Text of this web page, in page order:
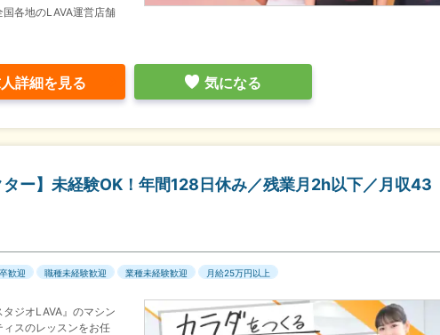
国各地のLAVA運営店舗
詳細を見る 気になる
ター】未経験OK！年間128日休み／残業月2h以下／月収43
歓迎 職種未経験歓迎 業種未経験歓迎 月給25万円以上
ジオLAVA』のマシン
スのレッスンをお任